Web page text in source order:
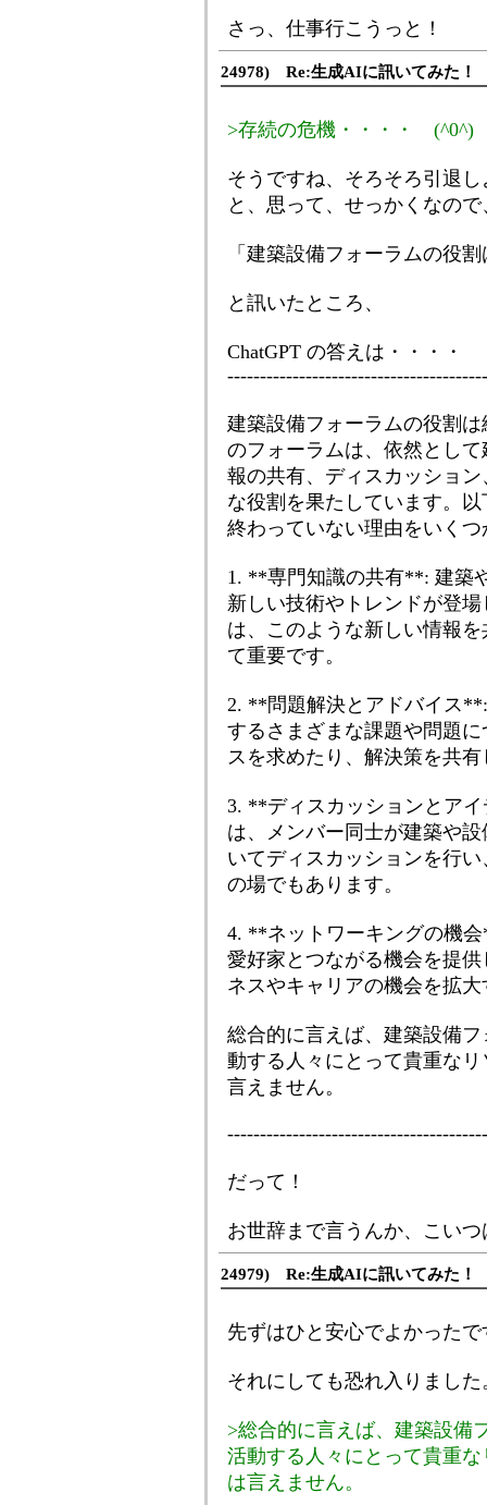
さっ、仕事行こうっと！
24978) Re:生成AIに訊いてみた！
>存続の危機・・・・ (^0^)
そうですね、そろそろ引退
と、思って、せっかくなので
「建築設備フォーラムの役
と訊いたところ、
ChatGPT の答えは・・・・
建築設備フォーラムの役割
のフォーラムは、依然とし
報の共有、ディスカッショ
な役割を果たしています。
終わっていない理由をいく
1. **専門知識の共有**: 建築
新しい技術やトレンドが登
は、このような新しい情報
て重要です。
2. **問題解決とアドバイス
するさまざまな課題や問題
スを求めたり、解決策を共
3. **ディスカッションとア
は、メンバー同士が建築や
いてディスカッションを行
の場でもあります。
4. **ネットワーキングの機
愛好家とつながる機会を提
ネスやキャリアの機会を拡
総合的に言えば、建築設備
動する人々にとって貴重な
言えません。
だって！
お世辞まで言うんか、こいつ
24979) Re:生成AIに訊いてみた！
先ずはひと安心でよかったで
それにしても恐れ入りました
>総合的に言えば、建築設備
活動する人々にとって貴重
は言えません。